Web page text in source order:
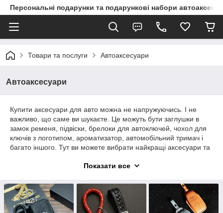
Персональні подарунки та подарункові набори
Товари та послуги Автоаксесуари
Автоаксесуари
Купити аксесуари для авто можна не напружуючись. І не
важливо, що саме ви шукаєте. Це можуть бути заглушки в
замок ременя, підвіски, брелоки для автоключей, чохол для
ключів з логотипом, ароматизатор, автомобільний тримач і
багато іншого. Тут ви можете вибрати найкращі аксесуари та
Також ви знайдете свій ідеальний варіант на подарунок
власну індивідуальність і смакові переваги свого володаря.
Показати все